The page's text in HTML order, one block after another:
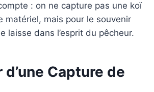
: on ne capture pas une koï
matériel, mais pour le souvenir
laisse dans l’esprit du pêcheur.
d’une Capture de